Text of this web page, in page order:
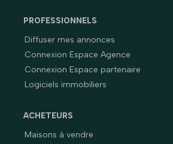
PROFESSIONNELS
Diffuser mes annonces
Connexion Espace Agence
Connexion Espace partenaire
Logiciels immobiliers
ACHETEURS
Maisons à vendre